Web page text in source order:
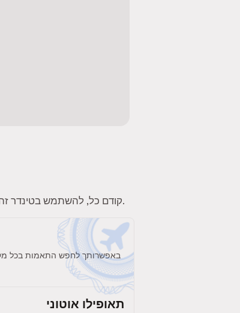
קודם כל, להשתמש בטינדר. תוודאו שאתם מוסיפים תחומי עניין, תמונות וביו לפרופיל כדי להשוויץ באישיות שלכם.
באפשרותך לחפש התאמות בכל
תאופילו אוטוני